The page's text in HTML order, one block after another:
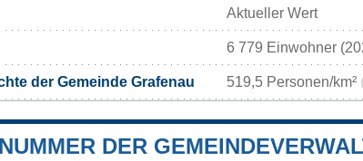
Aktueller Wert
6 779 Einwohner
der Gemeinde Grafenau 519,5 Personen/km²
DER